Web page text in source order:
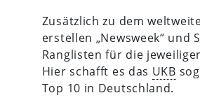
Zusätzlich zu dem
erstellen „Newsweek“ und
Ranglisten für die
Hier schafft es das UKB
Top 10 in Deutschland.